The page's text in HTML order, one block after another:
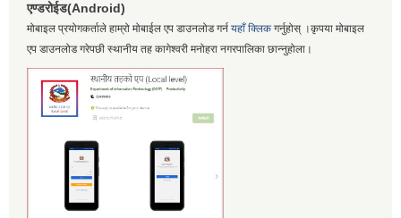
एण्डरोईड(Android)
मोबाइल प्रयोगकर्ताले हाम्रो मोबाईल एप डाउनलोड गर्न यहाँ क्लिक गर्नुहोस् ।कृपया मोबाइल
एप डाउनलोड गरेपछी स्थानीय तह कागेश्वरी मनोहरा नगरपालिका छान्नुहोला।